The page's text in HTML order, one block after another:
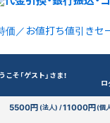
価／お値打ち値引きセ
こそ「ゲスト」さま！
ロ
5500円(法人) /11000円(個